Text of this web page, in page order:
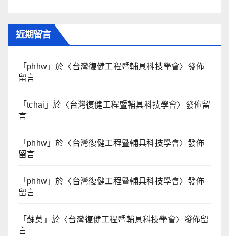
近期留言
「 phhw 」於〈台灣復健工程暨輔具科技學會〉發佈
留言
「tchai 」於〈台灣復健工程暨輔具科技學會〉發佈留
言
「 phhw 」於〈台灣復健工程暨輔具科技學會〉發佈
留言
「 phhw 」於〈台灣復健工程暨輔具科技學會〉發佈
留言
「蘇莫 」於〈台灣復健工程暨輔具科技學會〉發佈留
言